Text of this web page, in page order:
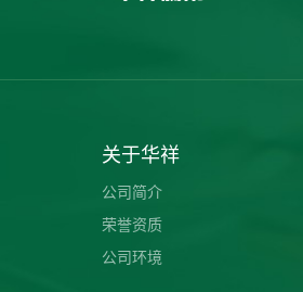
关于华祥
公司简介
荣誉资质
公司环境